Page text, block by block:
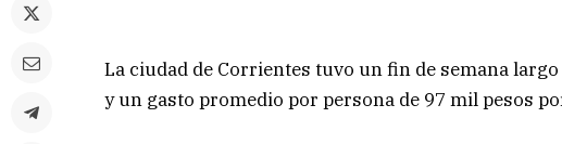
La ciudad de Corrientes tuvo un fin de semana
y un gasto promedio por persona de 97 mil pesos